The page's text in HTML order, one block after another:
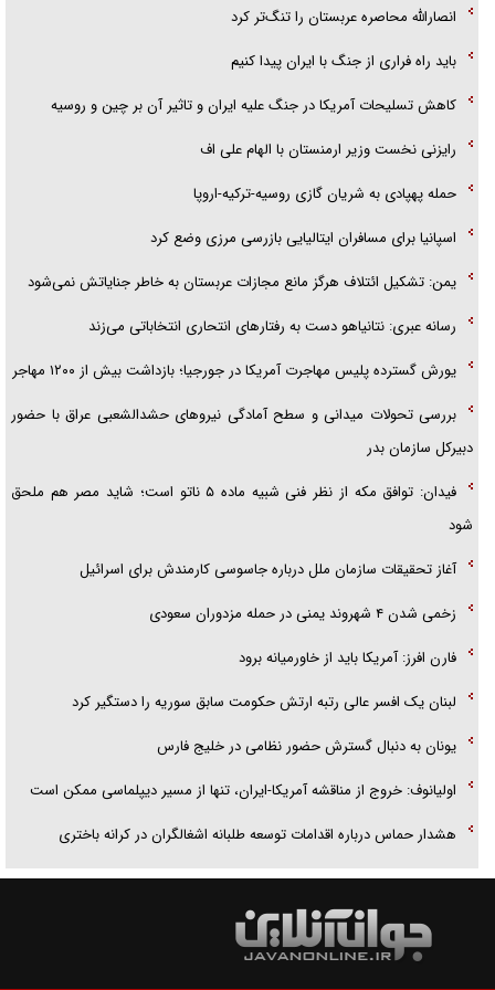
انصارالله محاصره عربستان را تنگ‌تر کرد
باید راه فراری از جنگ با ایران پیدا کنیم
کاهش تسلیحات آمریکا در جنگ علیه ایران و تاثیر آن بر چین و روسیه
رایزنی نخست وزیر ارمنستان با الهام علی اف
حمله پهپادی به شریان گازی روسیه-ترکیه-اروپا
اسپانیا برای مسافران ایتالیایی بازرسی مرزی وضع کرد
یمن: تشکیل ائتلاف هرگز مانع مجازات عربستان به خاطر جنایاتش نمی‌شود
رسانه عبری: نتانیاهو دست به رفتار‌های انتحاری انتخاباتی می‌زند
یورش گسترده پلیس مهاجرت آمریکا در جورجیا؛ بازداشت بیش از ۱۲۰۰ مهاجر
بررسی تحولات میدانی و سطح آمادگی نیرو‌های حشدالشعبی عراق با حضور
دبیرکل سازمان بدر
فیدان: توافق مکه از نظر فنی شبیه ماده ۵ ناتو است؛ شاید مصر هم ملحق
شود
آغاز تحقیقات سازمان ملل درباره جاسوسی کارمندش برای اسرائیل
زخمی شدن ۴ شهروند یمنی در حمله مزدوران سعودی
فارن افرز: آمریکا باید از خاورمیانه برود
لبنان یک افسر عالی رتبه ارتش حکومت سابق سوریه را دستگیر کرد
یونان به دنبال گسترش حضور نظامی در خلیج فارس
اولیانوف: خروج از مناقشه آمریکا-ایران، تنها از مسیر دیپلماسی ممکن است
هشدار حماس درباره اقدامات توسعه طلبانه اشغالگران در کرانه باختری